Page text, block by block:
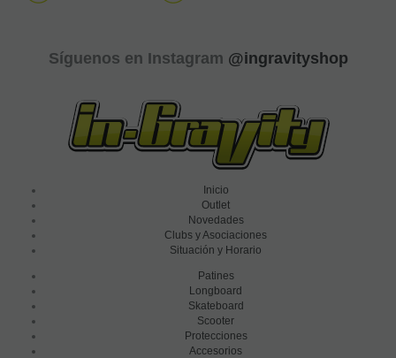
Síguenos en Instagram @ingravityshop
Inicio
Outlet
Novedades
Clubs y Asociaciones
Situación y Horario
Patines
Longboard
Skateboard
Scooter
Protecciones
Accesorios